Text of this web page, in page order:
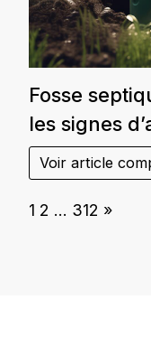
Fosse
les signes
Voir article
Page:
1 2 … 312 Next
»